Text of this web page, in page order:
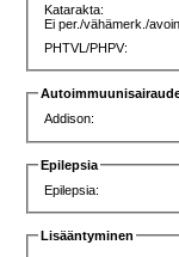
Katarakta:
Ei per./vähämerk./
PHTVL/PHPV:
Addison:
Epilepsia
Epilepsia:
Lisääntyminen